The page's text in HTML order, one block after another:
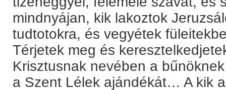
mindnyájan, kik lakoztok
tudtotokra, és vegyétek
Térjetek meg és
Krisztusnak nevében a
a Szent Lélek ajándékát… A kik